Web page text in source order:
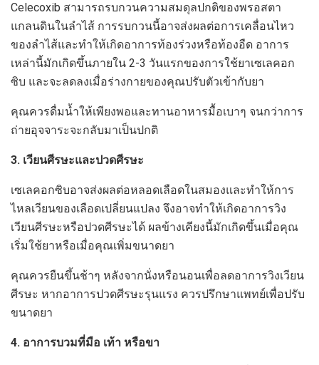
Celecoxib สามารถรบกวนความสมดุลปกติของพรอสตา
แกลนดินในลำไส้ การรบกวนนี้อาจส่งผลต่อการเคลื่อนไหว
ของลำไส้และทำให้เกิดอาการท้องร่วงหรือท้องอืด อาการ
เหล่านี้มักเกิดขึ้นภายใน 2-3 วันแรกของการใช้ยาเซเลคอก
ซิบ และจะลดลงเมื่อร่างกายของคุณปรับตัวเข้ากับยา
คุณควรดื่มน้ำให้เพียงพอและทานอาหารมื้อเบาๆ จนกว่าการ
ถ่ายอุจจาระจะกลับมาเป็นปกติ
3. เวียนศีรษะและปวดศีรษะ
เซเลคอกซิบอาจส่งผลต่อหลอดเลือดในสมองและทำให้การ
ไหลเวียนของเลือดเปลี่ยนแปลง จึงอาจทำให้เกิดอาการวิง
เวียนศีรษะหรือปวดศีรษะได้ ผลข้างเคียงนี้มักเกิดขึ้นเมื่อคุณ
เริ่มใช้ยาหรือเมื่อคุณเพิ่มขนาดยา
คุณควรยืนขึ้นช้าๆ หลังจากนั่งหรือนอนเพื่อลดอาการวิงเวียน
ศีรษะ หากอาการปวดศีรษะรุนแรง ควรปรึกษาแพทย์เพื่อปรับ
ขนาดยา
4. อาการบวมที่มือ เท้า หรือขา